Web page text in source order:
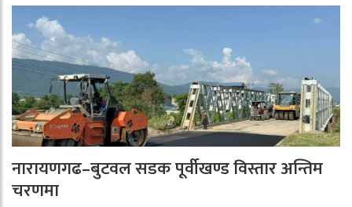
नारायणगढ–बुटवल सडक पूर्वीखण्ड विस्तार अन्तिम
चरणमा